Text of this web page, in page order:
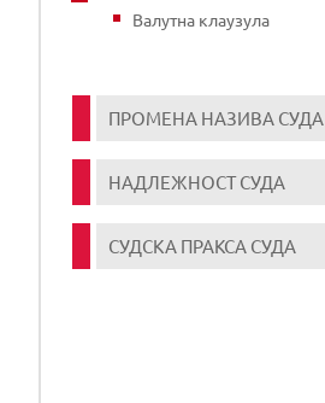
Валутна клаузула
ПРОМЕНА НАЗИВА СУДА
НАДЛЕЖНОСТ СУДА
СУДСКА ПРАКСА СУДА